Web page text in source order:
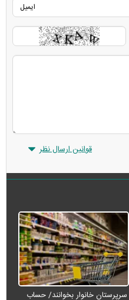
قوانین ارسال نظر
سرپرستان خانوار بخوانند/ حساب